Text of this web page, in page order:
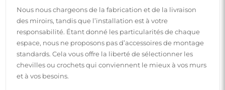
Nous nous chargeons de la fabrication et de la livraison
des miroirs, tandis que l’installation est à votre
responsabilité. Étant donné les particularités de chaque
espace, nous ne proposons pas d’accessoires de montage
standards. Cela vous offre la liberté de sélectionner les
chevilles ou crochets qui conviennent le mieux à vos murs
et à vos besoins.